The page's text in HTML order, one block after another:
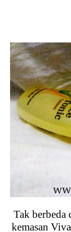
Tak berbeda
kemasan